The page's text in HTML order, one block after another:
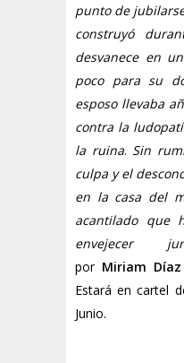
punto de
construyó
desvanece en
poco para su
esposo llevaba
contra la
la ruina. Sin
culpa y el
en la casa del
acantilado que
envejecer
por Miriam
Estará en cartel
Junio.